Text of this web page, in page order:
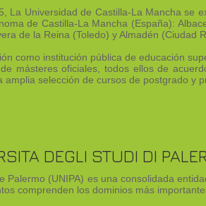
La Universidad de Castilla-La Mancha se
de Castilla-La Mancha (España):
de la Reina (Toledo) y Almadén (Ciudad
como institución pública de educación
másteres oficiales, todos ellos de
amplia selección de cursos de postgrado y
DEGLI STUDI DI
Palermo (UNIPA) es una consolidada
comprenden los dominios más